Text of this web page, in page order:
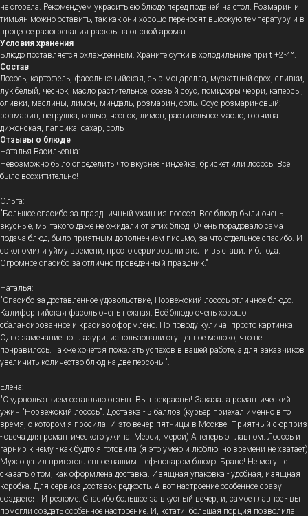
не сгорела. Рекомендуем украсить ею блюдо перед подачей на стол. Розмарин и
тимьян можно оставить, так как они хорошо переносят высокую температуру и в
процессе разогревания раскрывают свой аромат.
Условия хранения
Блюдо поставляется охлажденным. Храните сутки в холодильнике при t +2-4°.
Состав
Лосось, картофель, фасоль кенийская, сыр моцарелла, мускатный орех, сливки,
лук белый, чеснок, масло растительное, соевый соус, помидоры черри, каперсы,
оливки, маслины, лимон, миндаль, розмарин, соль. Соус розмариновый:
розмарин, петрушка, кешью, чеснок, лимон, растительное масло, горчица
дижонская, паприка, сахар, соль
Отзывы о блюде
Наталья Васильевна:
Невозможно было определить что вкуснее - индейка, брискет или лосось. Все
было восхитительно!
Ольга:
"Большое спасибо за праздничный ужин из лосося. Все блюда были очень
вкусные, мы такого даже не ожидали от этих блюд. Очень порадовало сама
подача блюд, было приятным дополнением письмо, за что отдельное спасибо. И
сэкономили уйму времени, просто сервировали стол и выставили блюда.
Огромное спасибо за отлично проведенный праздник."
Наталья:
"Спасибо за доставленное удовольствие, Норвежский лосось отличное блюдо.
Калифорнийская фасоль очень нежная. Всё блюдо очень хорошо
сбалансированное и красиво оформлено. По поводу кулича, просто картинка.
Одно замечание по глазури, использовали сгущенное молоко, что не
понравилось. Также хочется пожелать успехов в вашей работе, а для заказчиков
увеличить количество блюд на две персоны".
Елена:
"С удовольствием оставляю отзыв. Вы прекрасны! Заказала романтический
ужин "Норвежский лосось". Доставка - 5 баллов (курьер приехал именно в то
время, о котором я просила. И это вечер пятницы в Москве! Приятный сюрприз
- свеча для романтического ужина. Мерси, мерси) А теперь о главном. Лосось и
гарнир к нему - как будто я готовила (я это умею и люблю, но времени не хватает)
Муж оценил приготовленное вашим шеф-поваром блюдо. Браво! Не могу не
сказать о том, как оформлена доставка. Изящная упаковка - удобная, изящная
коробка. Для сервиса доставок редкость. А вот настроение особенное сразу
создается. И резюме. Спасибо большое за вкусный вечер, и, самое главное - вы
помогли создать особенное настроение. И, кстати, большая порция позволила